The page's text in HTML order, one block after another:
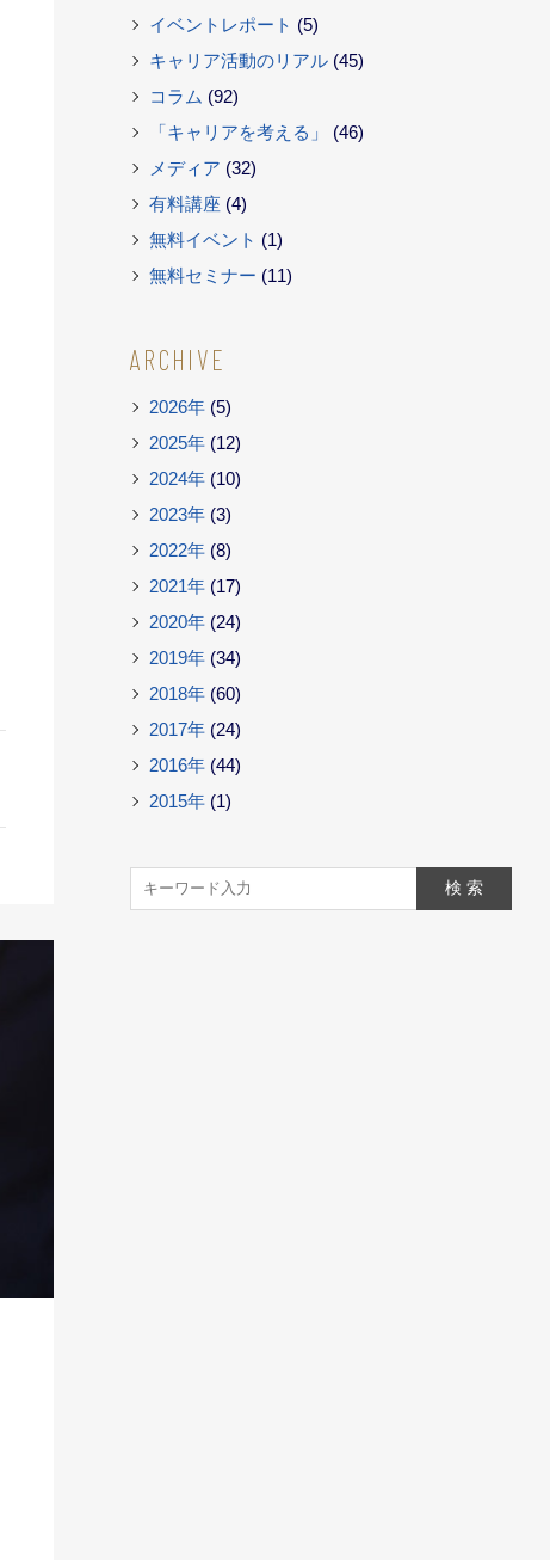
イベントレポート (5)
キャリア活動のリアル (45)
コラム (92)
「キャリアを考える」
(46)
メディア (32)
有料講座 (4)
無料イベント (1)
無料セミナー (11)
ARCHIVE
2026年 (5)
2025年 (12)
2024年 (10)
2023年 (3)
2022年 (8)
2021年 (17)
2020年 (24)
2019年 (34)
2018年 (60)
2017年 (24)
2016年 (44)
2015年 (1)